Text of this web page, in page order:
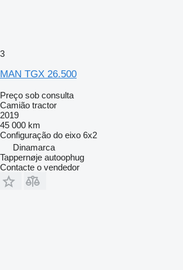
3
MAN TGX 26.500
Preço sob consulta
Camião tractor
2019
45 000 km
Configuração do eixo 6x2
Dinamarca
Tappernøje autoophug
Contacte o vendedor